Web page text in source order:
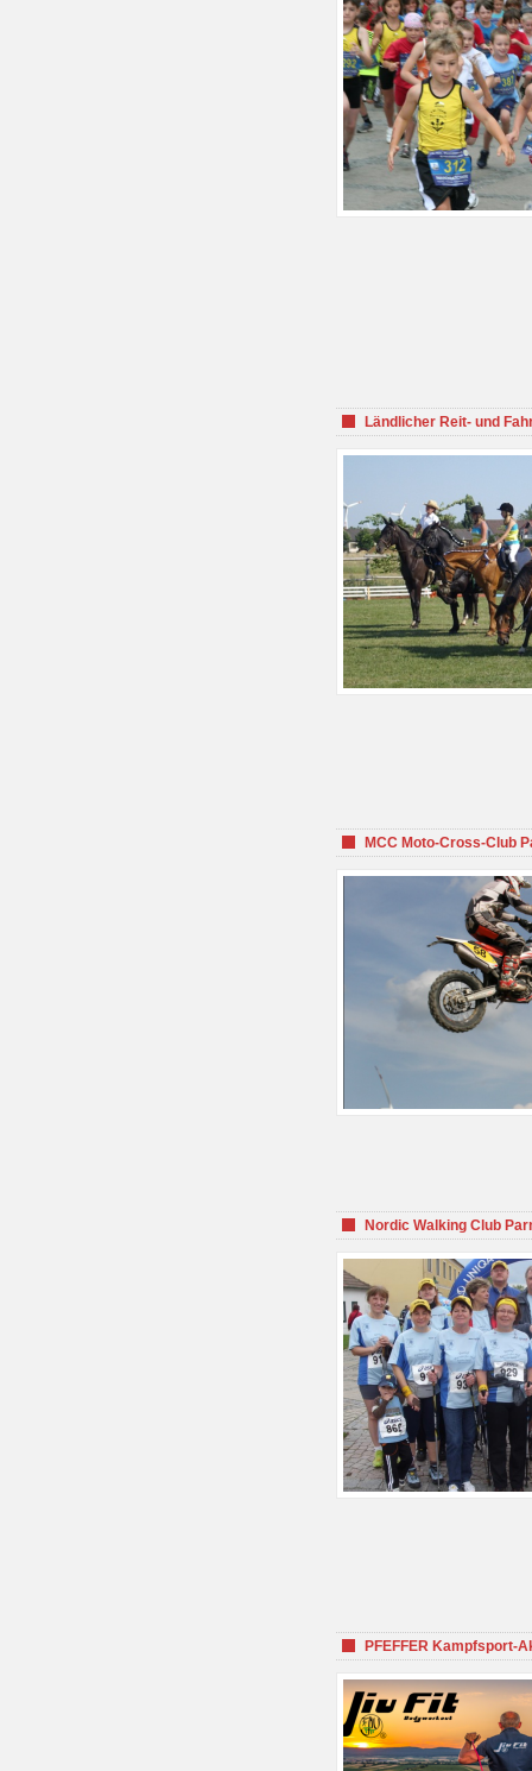
Ländlicher Reit- und
MCC Moto-Cross-Club
Nordic Walking Club
PFEFFER Kampfsport-